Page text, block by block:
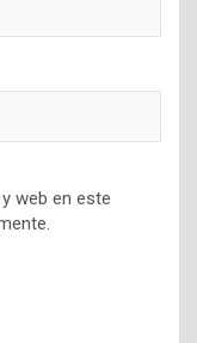
web en este